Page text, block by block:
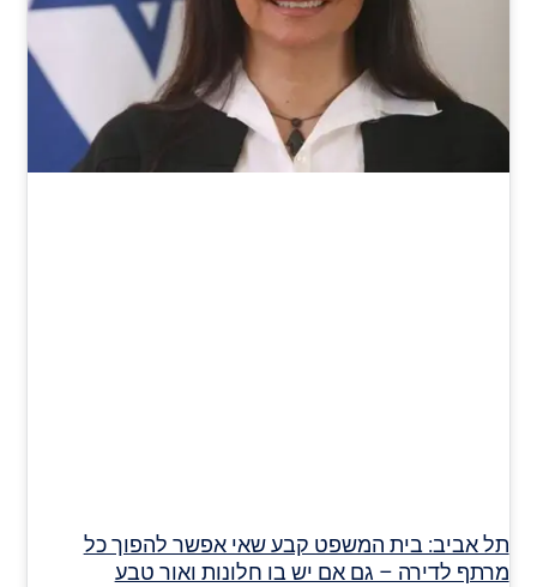
תל אביב: בית המשפט קבע שאי אפשר להפוך כל
מרתף לדירה – גם אם יש בו חלונות ואור טבע